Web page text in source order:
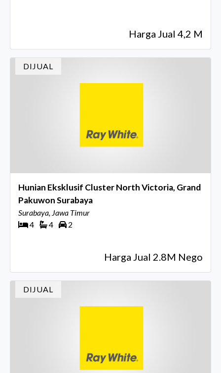
Harga Jual 4,2 M
DIJUAL
Hunian Eksklusif Cluster North Victoria, Grand
Pakuwon Surabaya
Surabaya, Jawa Timur
4
4 2
Harga Jual 2.8M Nego
DIJUAL